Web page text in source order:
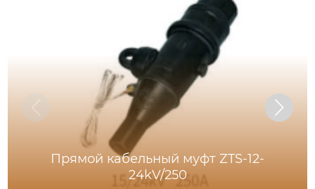
Прямой кабельный муфт ZTS-12-
24kV/250